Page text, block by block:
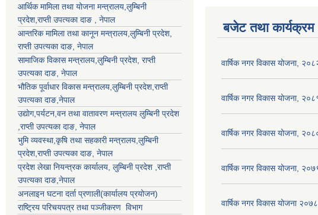
आर्थिक मामिला तथा योजना मन्त्रालय, लुम्बिनी
प्रदेश ,राप्ती उपत्यका दाङ , नेपाल
आन्तरिक मामिला तथा कानून मन्त्रालय, लुम्बिनी प्रदेश
राप्ती उपत्यका दाङ , नेपाल
सामाजिक विकास मन्त्रालय, लुम्बिनी प्रदेश राप्ती
उपत्यका दाङ , नेपाल
भौतिक पूर्वाधार विकास मन्त्रालय, लुम्बिनी प्रदेश राप्ती
उपत्यका दाङ ,नेपाल
उद्याेग,पर्यटन,वन तथा वातावरण मन्त्रालय लुम्बिनी प्रदेश
राप्ती उपत्यका दाङ , नेपाल
भुमि व्यवस्था,कृषि तथा सहकारी मन्त्रालय, लुम्बिनी
प्रदेश राप्ती उपत्यका दाङ , नेपाल
प्रदेश लेखा नियन्त्रक कार्यालय, लुम्बिनी प्रदेश राप्ती
उपत्यका दाङ ,नेपाल
अनलाइन घटना दर्ता प्रणाली(कार्यालय प्रयोजन)
राष्ट्रिय परिचयपत्र तथा पञ्जीकरण विभाग
बजेट तथा कार्यक्रम
वार्षिक नगर विकास योजना,
वार्षिक नगर विकास योजना,
वार्षिक नगर विकास योजना,
वार्षिक नगर विकास योजना,
वार्षिक नगर विकास योजना